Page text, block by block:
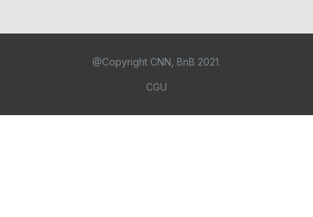
@Copyright CNN, BnB 2021.
CGU